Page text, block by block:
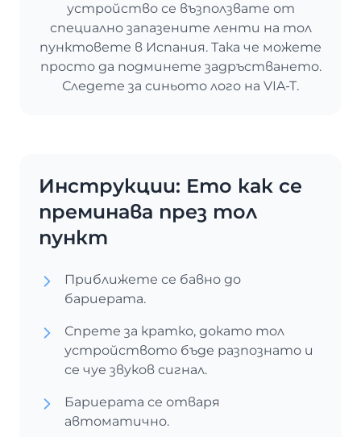
устройство се възползвате от
специално запазените ленти на тол
пунктовете в Испания. Така че можете
просто да подминете задръстването.
Следете за синьото лого на VIA-T.
Инструкции: Ето как се
преминава през тол
пункт
Приближете се бавно до
бариерата.
Спрете за кратко, докато тол
устройството бъде разпознато и
се чуе звуков сигнал.
Бариерата се отваря
автоматично.